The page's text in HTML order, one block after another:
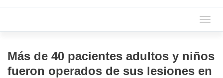
Más de 40 pacientes adultos y niños
fueron operados de sus lesiones en